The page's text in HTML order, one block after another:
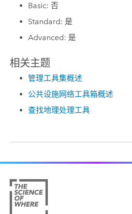
Basic: 否
Standard: 是
Advanced: 是
相关主题
管理工具集概述
公共设施网络工具箱概述
查找地理处理工具